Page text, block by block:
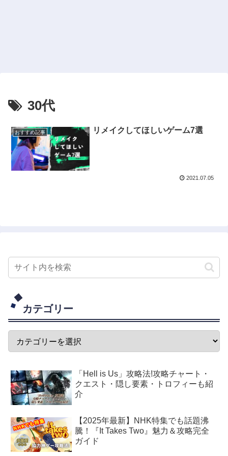
30代
おすすめ記事 リメイクしてほしいゲーム7選
2021.07.05
カテゴリー
「Hell is Us」攻略法!攻略チャート・
クエスト・隠し要素・トロフィーも紹
介
【2025年最新】NHK特集でも話題沸
騰！『It Takes Two』魅力＆攻略完全
ガイド